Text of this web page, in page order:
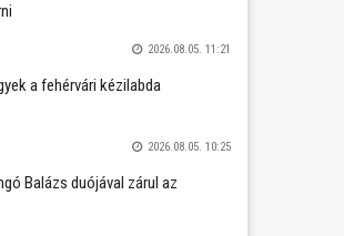
2026.08.05. 11:21
a fehérvári kézilabda
2026.08.05. 10:25
Balázs duójával zárul az